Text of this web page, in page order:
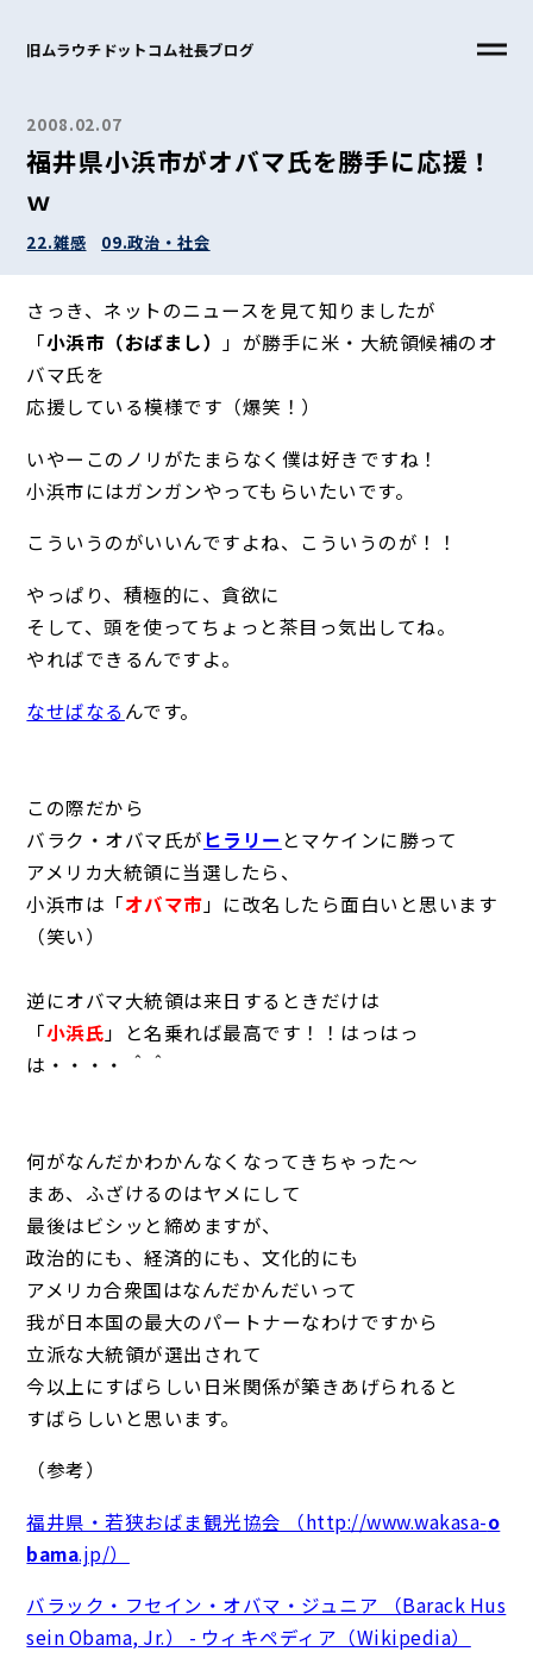
旧ムラウチドットコム社長ブログ
2008.02.07
福井県小浜市がオバマ氏を勝手に応援！
ｗ
22.雑感 09.政治・社会
さっき、ネットのニュースを見て知りましたが
「小浜市（おばまし）
」が勝手に米・大統領候補のオ
バマ氏を
応援している模様です（爆笑！）
いやーこのノリがたまらなく僕は好きですね！
小浜市にはガンガンやってもらいたいです。
こういうのがいいんですよね、こういうのが！！
やっぱり、積極的に、貪欲に
そして、頭を使ってちょっと茶目っ気出してね。
やればできるんですよ。
なせばなるんです。
この際だから
バラク・オバマ氏がヒラリー とマケインに勝って
アメリカ大統領に当選したら、
小浜市は「オバマ市 」に改名したら面白いと思います
（笑い）
逆にオバマ大統領は来日するときだけは
「小浜氏 」と名乗れば最高です！！はっはっ
は・・・・ ＾＾
何がなんだかわかんなくなってきちゃった～
まあ、ふざけるのはヤメにして
最後はビシッと締めますが、
政治的にも、経済的にも、文化的にも
アメリカ合衆国はなんだかんだいって
我が日本国の最大のパートナーなわけですから
立派な大統領が選出されて
今以上にすばらしい日米関係が築きあげられると
すばらしいと思います。
（参考）
福井県・若狭おばま観光協会 （http://www.wakasa-o
bama.jp/）
バラック・フセイン・オバマ・ジュニア （Barack Hus
sein Obama, Jr.） - ウィキペディア（Wikipedia）